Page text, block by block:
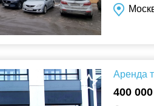
Аренда
400